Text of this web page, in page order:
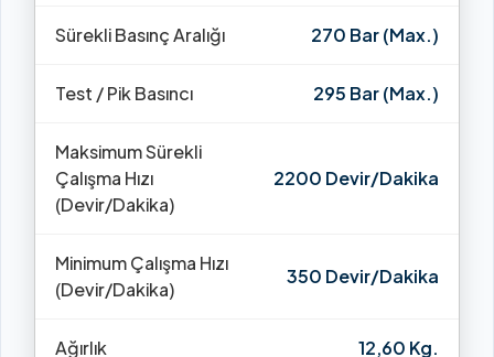
Sürekli Basınç Aralığı 270 Bar (Max.)
Test / Pik Basıncı 295 Bar (Max.)
Maksimum Sürekli
Çalışma Hızı
(Devir/Dakika)
2200 Devir/Dakika
Minimum Çalışma Hızı
(Devir/Dakika)
350 Devir/Dakika
Ağırlık 12,60 Kg.